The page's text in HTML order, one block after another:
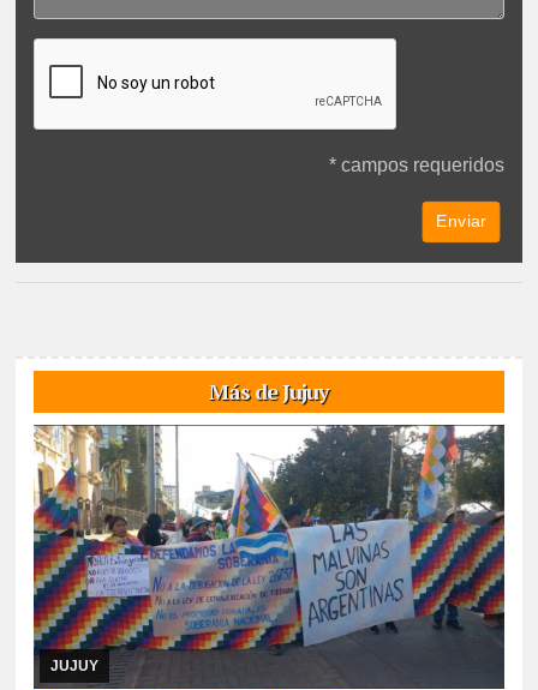
* campos requeridos
Más de Jujuy
JUJUY
07/08/2026 Reunidos por el rechazo a “la venta de la
Pachamama”, manifestantes de todos los sectores sociales de la
provincia confluyeron en San Salvador para r ...